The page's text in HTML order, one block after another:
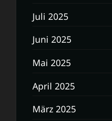
Juli 2025
Juni 2025
Mai 2025
April 2025
März 2025